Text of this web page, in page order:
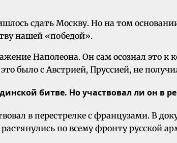
сдать Москву. Но на том
нашей «победой».
Наполеона. Он сам осознал это
было с Австрией, Пруссией, не
битве. Но участвовал ли он в
в перестрелке с французами. В
по всему фронту русской